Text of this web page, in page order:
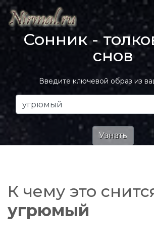
Сонник -
снов
Введите ключевой образ из
К чему это
угрюмый